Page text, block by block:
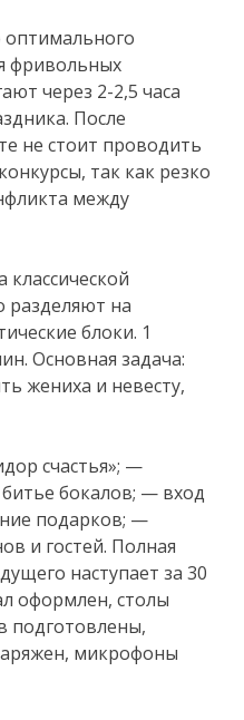
оптимального
фривольных
через 2-2,5 часа
После
не стоит проводить
так как резко
между
разделяют на
блоки. 1
Основная задача:
жениха и невесту,
счастья»; —
бокалов; — вход
подарков; —
и гостей. Полная
наступает за 30
оформлен, столы
подготовлены,
микрофоны